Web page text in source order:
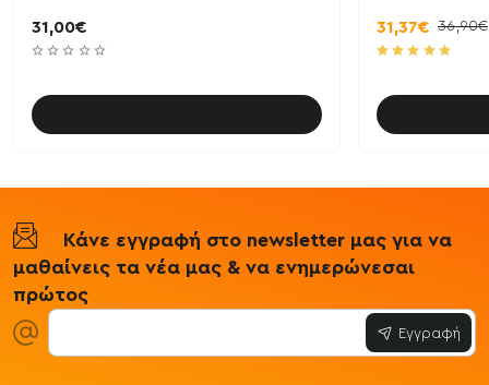
31,00€ 31,37€ 36,90€
Κάνε εγγραφή στο newsletter μας για να
μαθαίνεις τα νέα μας & να ενημερώνεσαι
πρώτος
Εγγραφή